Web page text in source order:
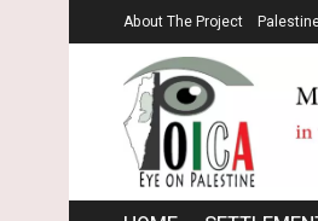
About The Project